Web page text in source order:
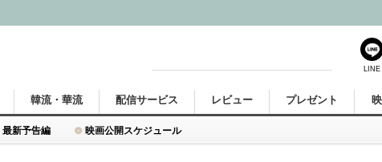
最新予告編 映画公開スケジュール
韓流・華流 配信サービス レビュー プレゼント
LINE